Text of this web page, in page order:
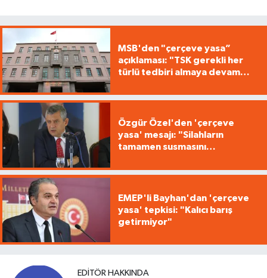
MSB'den "çerçeve yasa”
açıklaması: "TSK gerekli her
türlü tedbiri almaya devam
Özgür Özel'den 'çerçeve
yasa' mesajı: "Silahların
tamamen susmasını
EMEP'li Bayhan'dan 'çerçeve
yasa' tepkisi: "Kalıcı barış
getirmiyor"
EDITÖR HAKKINDA